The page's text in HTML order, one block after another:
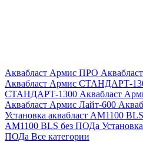
Аквабласт Армис ПРО
Аквабласт Армис СТАНДАРТ-
СТАНДАРТ-1300 Аквабласт
Аквабласт Армис Лайт-600
Установка аквабласт AM1100
AM1100 BLS без ПОДа
ПОДа Все категории